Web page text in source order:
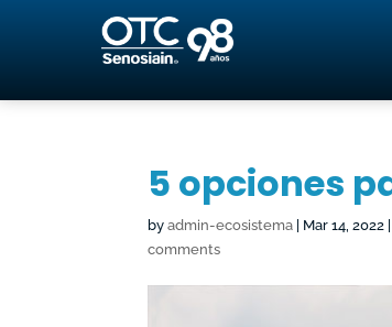
5 opciones
byadmin-ecosistema Mar 14, 2022
comments